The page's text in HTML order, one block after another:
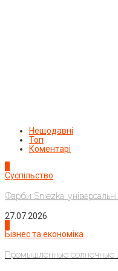
Нещодавні
Топ
Коментарі
Суспільство
Фарби Sniezka: універсальні
27.07.2026
Бізнес та економіка
Промышленные солнечные